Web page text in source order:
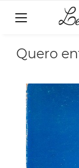
Quero